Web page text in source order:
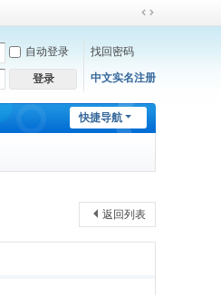
切
宽
自动登录 找回密码
登录 中文实名注册
快捷导航
返回列表